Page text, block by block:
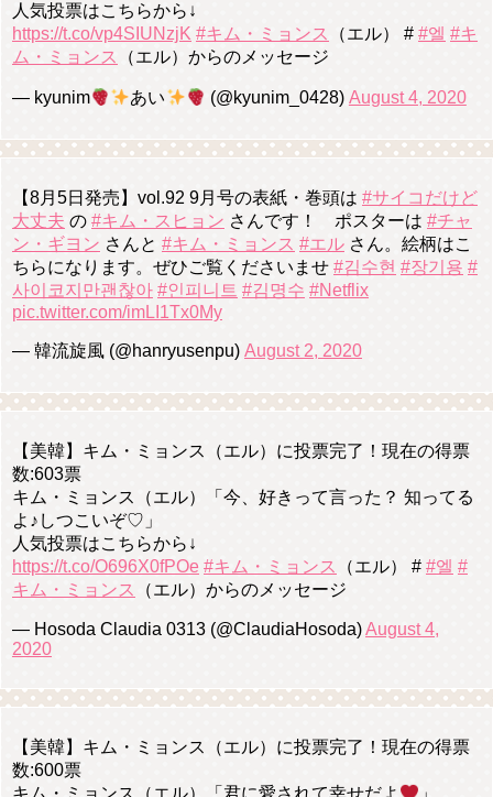
人気投票はこちらから↓
https://t.co/vp4SIUNzjK #キム・ミョンス （エル） # #엘 #キ
ム・ミョンス
（エル）からのメッセージ
— kyunim あい (@kyunim_0428) August 4, 2020
【8月5日発売】vol.92 9月号の表紙・巻頭は #サイコだけど
大丈夫 の #キム・スヒョン さんです！ ポスターは #チャ
ン・ギヨン さんと #キム・ミョンス #エル さん。絵柄はこ
ちらになります。ぜひご覧くださいませ #김수현 #장기용 #
사이코지만괜찮아 #인피니트 #김명수 #Netflix
pic.twitter.com/imLI1Tx0My
— 韓流旋風 (@hanryusenpu) August 2, 2020
【美韓】キム・ミョンス（エル）に投票完了！現在の得票
数:603票
キム・ミョンス（エル）「今、好きって言った？ 知ってる
よ♪しつこいぞ♡」
人気投票はこちらから↓
https://t.co/O696X0fPOe #キム・ミョンス （エル） # #엘 #
キム・ミョンス
（エル）からのメッセージ
— Hosoda Claudia 0313 (@ClaudiaHosoda)August 4,
2020
【美韓】キム・ミョンス（エル）に投票完了！現在の得票
数:600票
キム・ミョンス（エル）「君に愛されて幸せだよ
」